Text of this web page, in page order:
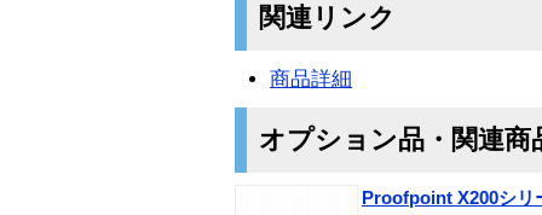
関連リンク
商品詳細
オプション品・関連商
Proofpoint X200シリ